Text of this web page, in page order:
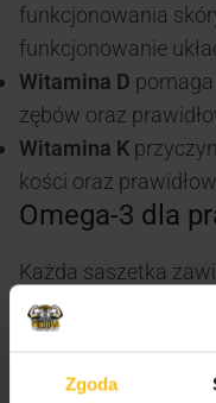
Zgoda
funkcjonowania
funkcjonowanie
Witamina D
zębów oraz
Witamina K
kości oraz
Omega-3 dla
Każda saszetka
dostarczającego
Kwasy tłuszczowe
prawidłowego